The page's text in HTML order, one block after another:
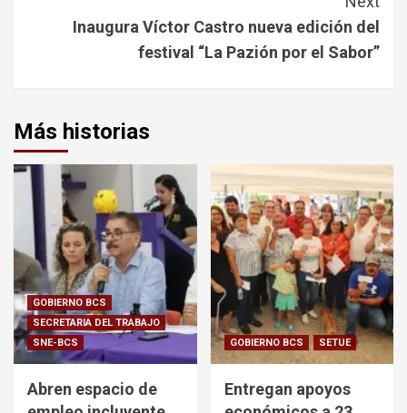
Inaugura Víctor Castro nueva edición del
festival “La Pazión por el Sabor”
Más historias
GOBIERNO BCS
SECRETARIA DEL TRABAJO
SNE-BCS
Abren espacio de
GOBIERNO BCS SETUE
Entregan apoyos